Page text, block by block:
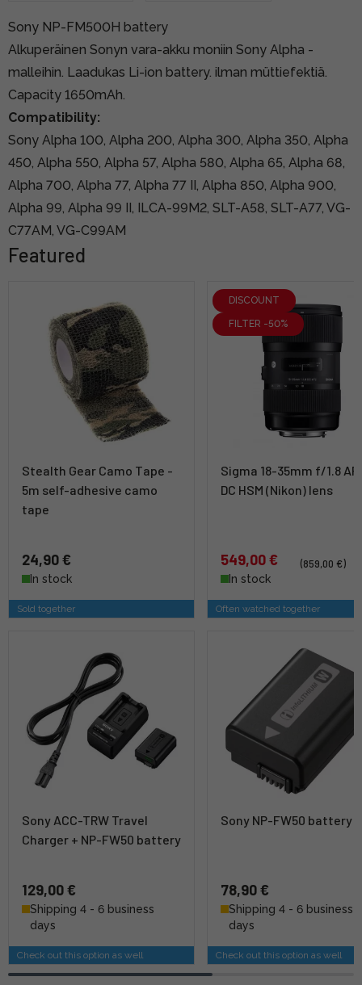
Sony NP-FM500H battery
Alkuperäinen Sonyn vara-akku moniin Sony Alpha -
malleihin. Laadukas Li-ion battery. ilman müttiefektiä.
Capacity 1650mAh.
Compatibility:
Sony Alpha 100, Alpha 200, Alpha 300, Alpha 350, Alpha
450, Alpha 550, Alpha 57, Alpha 580, Alpha 65, Alpha 68,
Alpha 700, Alpha 77, Alpha 77 II, Alpha 850, Alpha 900,
Alpha 99, Alpha 99 II, ILCA-99M2, SLT-A58, SLT-A77, VG-
C77AM, VG-C99AM
Featured
Stealth Gear Camo Tape -
5m self-adhesive camo
tape
24,90 €
In stock
Sold together
DISCOUNT
FILTER -50%
Sigma 18-35mm f/1.8
DC HSM (Nikon) lens
549,00 €
(859,00 €)
In stock
Often watched together
Sony ACC-TRW Travel
Charger + NP-FW50 battery
129,00 €
Shipping 4 - 6 business
days
Check out this option as well
Sony NP-FW50 battery
78,90 €
Shipping 4 - 6 business
days
Check out this option as well